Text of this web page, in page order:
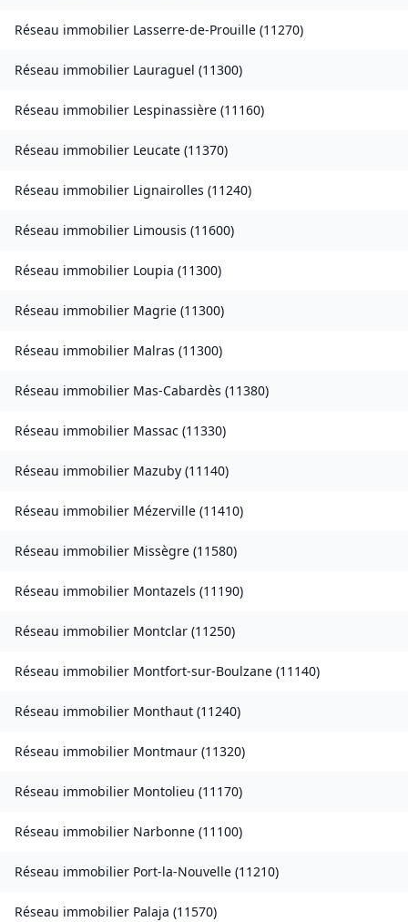
Réseau immobilier Lasserre-de-Prouille (11270)
Réseau immobilier Lauraguel (11300)
Réseau immobilier Lespinassière (11160)
Réseau immobilier Leucate (11370)
Réseau immobilier Lignairolles (11240)
Réseau immobilier Limousis (11600)
Réseau immobilier Loupia (11300)
Réseau immobilier Magrie (11300)
Réseau immobilier Malras (11300)
Réseau immobilier Mas-Cabardès (11380)
Réseau immobilier Massac (11330)
Réseau immobilier Mazuby (11140)
Réseau immobilier Mézerville (11410)
Réseau immobilier Missègre (11580)
Réseau immobilier Montazels (11190)
Réseau immobilier Montclar (11250)
Réseau immobilier Montfort-sur-Boulzane (11140)
Réseau immobilier Monthaut (11240)
Réseau immobilier Montmaur (11320)
Réseau immobilier Montolieu (11170)
Réseau immobilier Narbonne (11100)
Réseau immobilier Port-la-Nouvelle (11210)
Réseau immobilier Palaja (11570)